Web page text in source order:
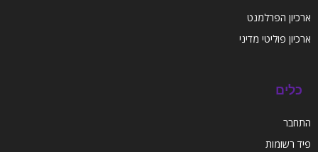
ארכיון הפרלמנט
ארכיון פוליטי מדיני
כלים
התחבר
פיד רשומות